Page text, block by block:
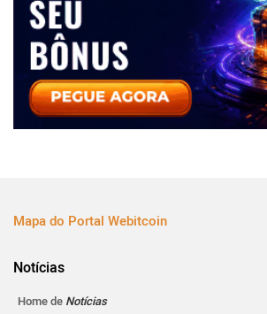
Mapa do Portal Webitcoin
Notícias
Home de Notícias